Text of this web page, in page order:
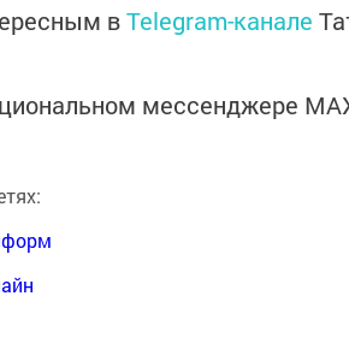
вTelegram-канале
мессенджере